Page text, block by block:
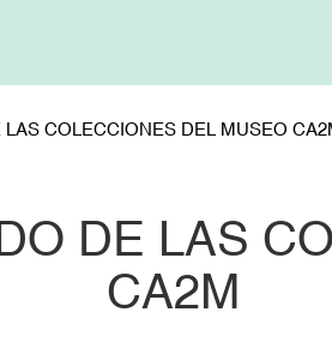
COLECCIONES DEL MUSEO
DE LAS
CA2M